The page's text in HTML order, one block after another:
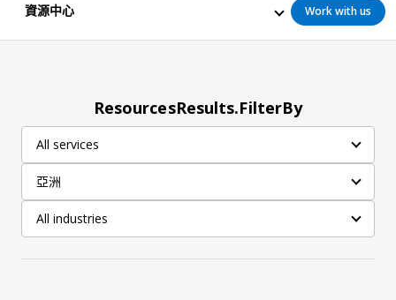
資源中心 Work with us
ResourcesResults.FilterBy
All services
亞洲
All industries